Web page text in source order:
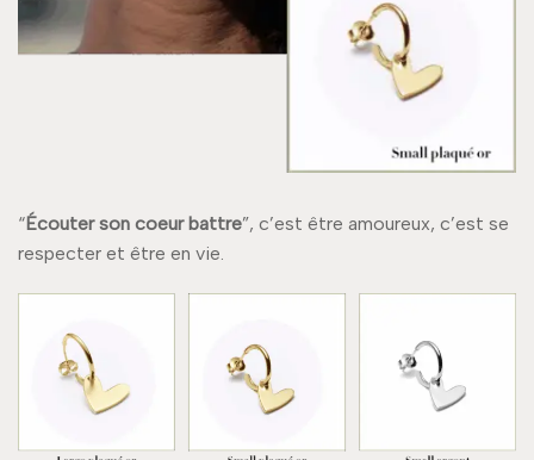
“Écouter son coeur battre”, c’est être amoureux, c’est se
respecter et être en vie.